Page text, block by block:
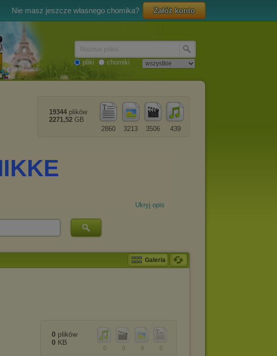
Nie masz jeszcze własnego chomika? Załóż konto
pliki chomiki
439
3506
3213
2860
19344 plików
2271,52 GB
Ukryj opis
Galeria
0
0
0
0
0 plików
0 KB